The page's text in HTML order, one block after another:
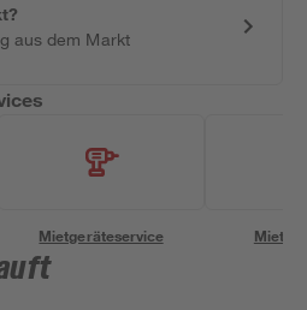
aus dem Markt
Mietgeräteservice